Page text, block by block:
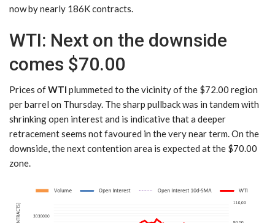
now by nearly 186K contracts.
WTI: Next on the downside
comes $70.00
Prices ofWTI plummeted to the vicinity of the $72.00 region
per barrel on Thursday. The sharp pullback was in tandem with
shrinking open interest and is indicative that a deeper
retracement seems not favoured in the very near term. On the
downside, the next contention area is expected at the $70.00
zone.